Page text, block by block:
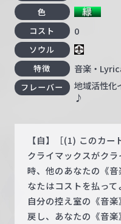
色
コスト 0
ソウル
特徴 音楽・
フレーバー
地域活性化
♪
【自】［(1) このカ
クライマックスがク
時、他のあなたの《
なたはコストを払っ
自分の控え室の《音
戻し、あなたの《音